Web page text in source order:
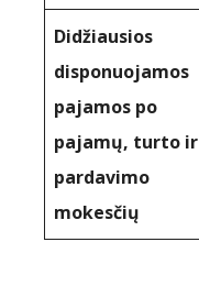
Didžiausios
disponuojamos
pajamos po
pajamų, turto ir
pardavimo
mokesčių